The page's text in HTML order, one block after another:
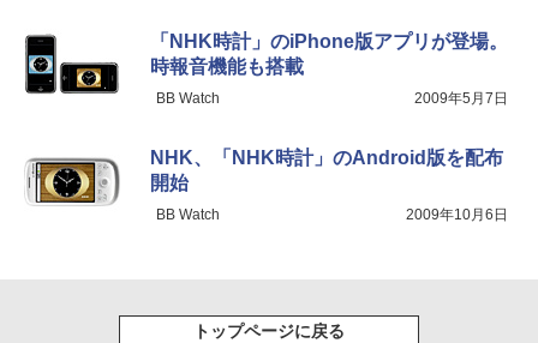
「NHK時計」のiPhone版アプリが登場。
時報音機能も搭載
BB Watch 2009年5月7日
NHK、「NHK時計」のAndroid版を配布
開始
BB Watch 2009年10月6日
トップページに戻る